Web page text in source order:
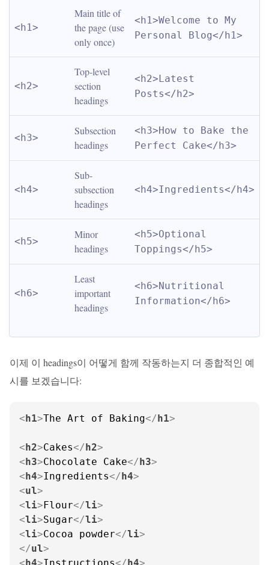
<h1>
Main title of
the page (use
only once)
<h1>Welcome to My
Personal Blog</h1>
<h2>
Top-level
section
headings
<h2>Latest
Posts</h2>
<h3>
Subsection
headings
<h3>How to Bake the
Perfect Cake</h3>
<h4>
Sub-
subsection
headings
<h4>Ingredients</h4>
<h5>
Minor
headings
<h5>Optional
Toppings</h5>
<h6>
Least
important
headings
<h6>Nutritional
Information</h6>
이제 이 headings이 어떻게 함께 작동하는지 더 종합적인 예
시를 보겠습니다:
<h1>The Art of Baking</h1>
<h2>Cakes</h2>
<h3>Chocolate Cake</h3>
<h4>Ingredients</h4>
<ul>
<li>Flour</li>
<li>Sugar</li>
<li>Cocoa powder</li>
</ul>